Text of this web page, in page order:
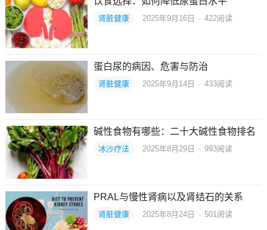
肾脏健康 2025年9月16日 · 422阅读
蛋白尿的病因、危害与防治
肾脏健康 2025年9月14日 · 433阅读
碱性食物有哪些：二十大碱性食物排名
冰沙疗法 2025年8月29日 · 993阅读
PRAL与慢性肾病以及肾结石的关系
肾脏健康 2025年8月24日 · 501 阅读